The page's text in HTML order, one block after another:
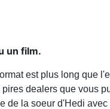
un film.
est plus long que
dealers que vous
de la soeur d'Hedi